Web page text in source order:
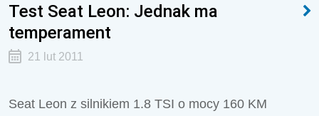
Test Seat Leon: Jednak ma
temperament
21 lut 2011
Seat Leon z silnikiem 1.8 TSI o mocy 160 KM